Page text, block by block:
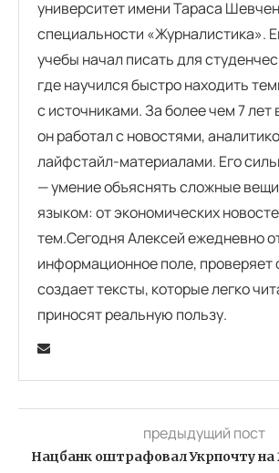
университет имени Тараса
специальности «Журналистика».
учебы начал писать для
где научился быстро находить
с источниками. За более чем 7 лет
он работал с новостями,
лайфстайл-материалами. Его
— умение объяснять сложные
языком: от экономических
тем.Сегодня Алексей ежедневно
информационное поле, проверяет
создает тексты, которые легко
приносят реальную пользу.
предыдущий пост
Нацбанк оштрафовал Укрпочту на